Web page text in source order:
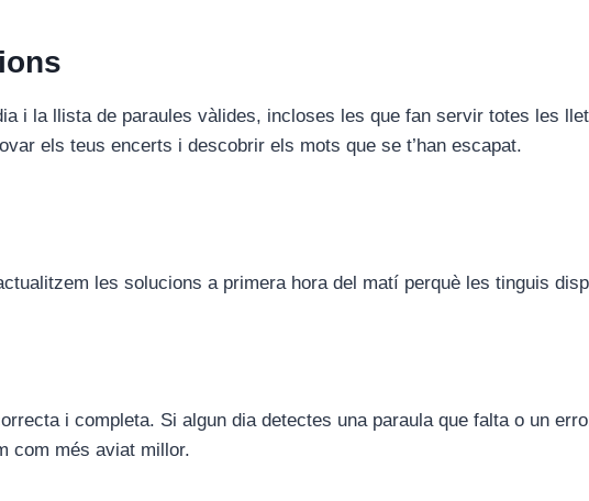
i la llista de paraules vàlides, incloses les que fan servir totes les
els teus encerts i descobrir els mots que se t’han escapat.
les solucions a primera hora del matí perquè les tinguis
i completa. Si algun dia detectes una paraula que falta o un
com més aviat millor.